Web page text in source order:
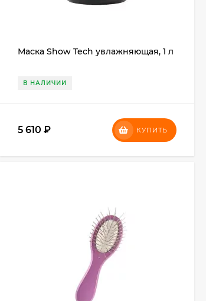
Маска Show Tech увлажняющая, 1 л
В НАЛИЧИИ
5 610 ₽ КУПИТЬ